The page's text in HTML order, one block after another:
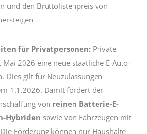
und den Bruttolistenpreis von
für Privatpersonen: Private
Mai 2026 eine neue staatliche E-Auto-
Dies gilt für Neuzulassungen
1.1.2026. Damit fördert der
von reinen Batterie-E-
Hybriden sowie von Fahrzeugen mit
Förderung können nur Haushalte